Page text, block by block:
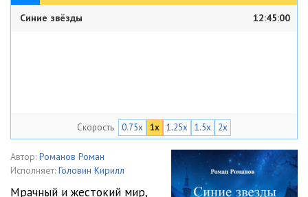
Синие звёзды 12:45:00
Скорость 0.75x 1x 1.25x 1.5x 2x
Автор: Романов Роман
Исполняет: Головин Кирилл
Мрачный и жестокий мир,